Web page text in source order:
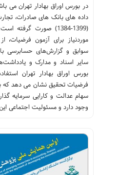
در بورس اوراق بهادار تهران می
(1399-1384) صورت
موردنیاز برای آزمون فرضیات،
سوابق و گزارش‌های حسابرسی
سایر اسناد و مدارک و
بورس اوراق بهادار تهران
فرضيات تحقيق نشان می دهد
سهام عدالت و کارایی سرمایه
وجود دارد و مسئولیت اجتماعی